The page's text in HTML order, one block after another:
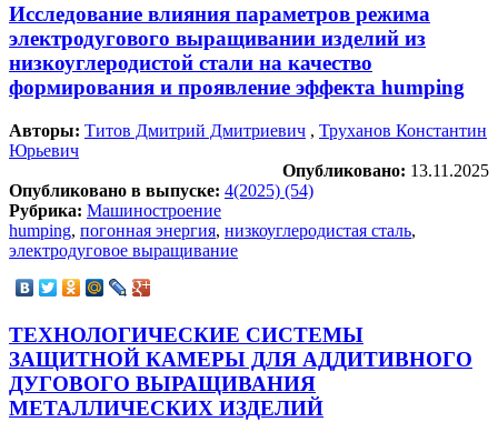
Исследование влияния параметров режима
электродугового выращивании изделий из
низкоуглеродистой стали на качество
формирования и проявление эффекта humping
Авторы: Титов Дмитрий Дмитриевич , Труханов Константин
Юрьевич
Опубликовано: 13.11.2025
Опубликовано в выпуске: 4(2025) (54)
Рубрика: Машиностроение
humping, погонная энергия, низкоуглеродистая сталь,
электродуговое выращивание
ТЕХНОЛОГИЧЕСКИЕ СИСТЕМЫ
ЗАЩИТНОЙ КАМЕРЫ ДЛЯ АДДИТИВНОГО
ДУГОВОГО ВЫРАЩИВАНИЯ
МЕТАЛЛИЧЕСКИХ ИЗДЕЛИЙ